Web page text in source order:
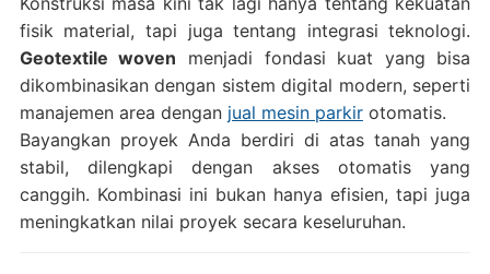
fisik material, tapi juga tentang integrasi teknologi.
Geotextile woven menjadi fondasi kuat yang bisa
dikombinasikan dengan sistem digital modern, seperti
manajemen area dengan jual mesin parkirotomatis.
Bayangkan proyek Anda berdiri di atas tanah yang
stabil, dilengkapi dengan akses otomatis yang
canggih. Kombinasi ini bukan hanya efisien, tapi juga
meningkatkan nilai proyek secara keseluruhan.